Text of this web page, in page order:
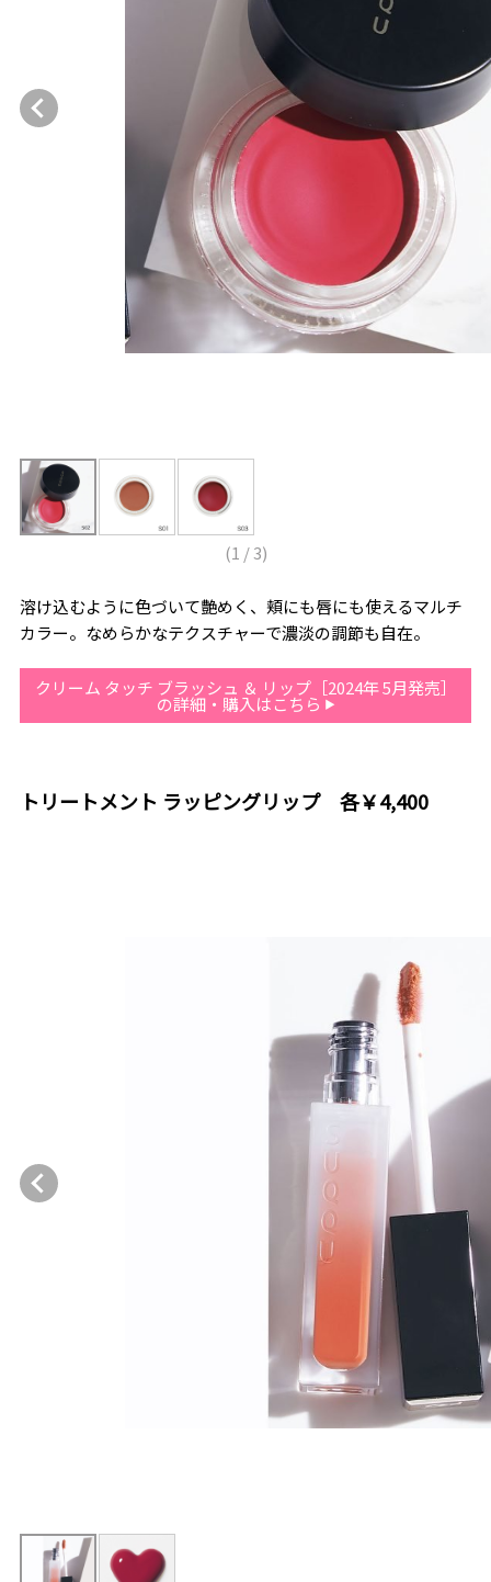
(1 /3)
溶け込むように色づいて艶めく、頬にも唇にも使えるマルチ
カラー。なめらかなテクスチャーで濃淡の調節も自在。
クリーム タッチ ブラッシュ ＆ リップ［2024年 5月発売］
の詳細・購入はこちら
トリートメント ラッピングリップ 各￥4,400